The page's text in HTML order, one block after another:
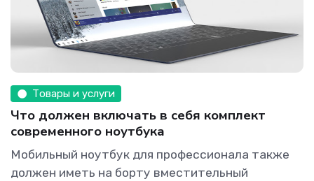
Товары и услуги
Что должен включать в себя комплект
современного ноутбука
Мобильный ноутбук для профессионала также
должен иметь на борту вместительный